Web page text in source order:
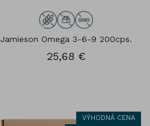
Jamieson Omega 3-6-9 200cps.
25,68 €
VÝHODNÁ CENA